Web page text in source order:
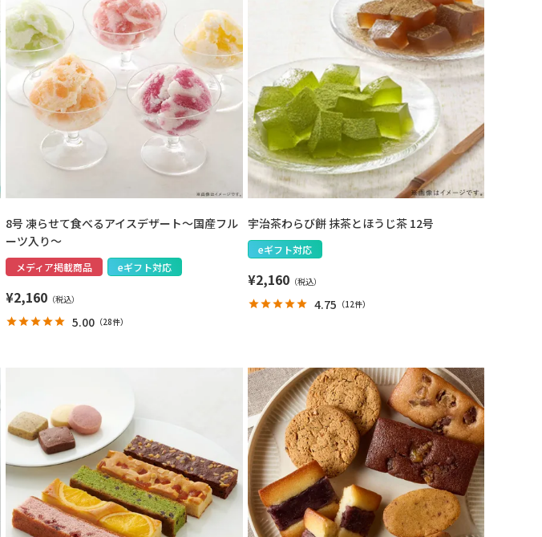
8号 凍らせて食べるアイスデザート～国産フル
ーツ入り～
メディア掲載商品 eギフト対応
¥2,160
5.00 （28件）
宇治茶わらび餅 抹茶とほうじ茶 12号
eギフト対応
¥2,160
4.75 （12件）